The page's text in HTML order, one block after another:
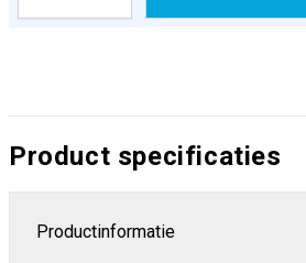
Product specificaties
Productinformatie